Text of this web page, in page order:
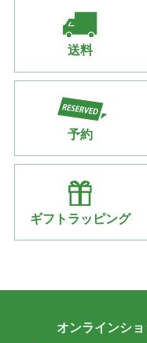
送料
予約
ギフトラッピング
オンラインシ